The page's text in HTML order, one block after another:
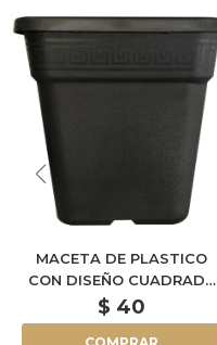
MACETA DE PLASTICO
CON DISEÑO CUADRADA
NEGRA - 2L
$ 40